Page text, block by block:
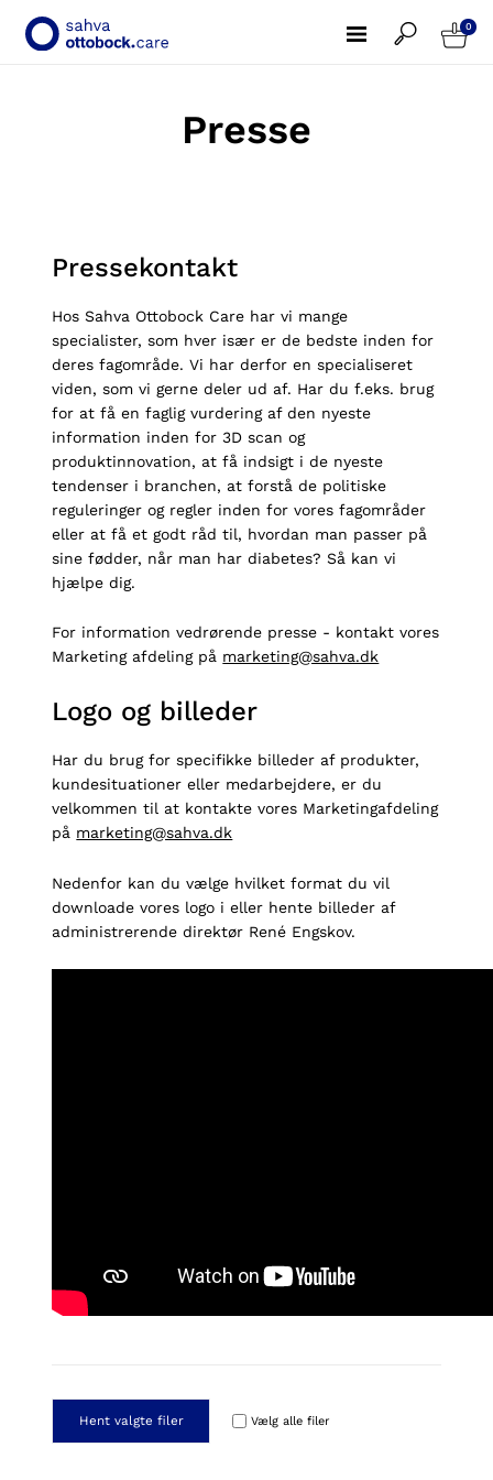
0
Presse
Pressekontakt
Hos Sahva Ottobock Care har vi mange
specialister, som hver især er de bedste inden for
deres fagområde. Vi har derfor en specialiseret
viden, som vi gerne deler ud af. Har du f.eks. brug
for at få en faglig vurdering af den nyeste
information inden for 3D scan og
produktinnovation, at få indsigt i de nyeste
tendenser i branchen, at forstå de politiske
reguleringer og regler inden for vores fagområder
eller at få et godt råd til, hvordan man passer på
sine fødder, når man har diabetes? Så kan vi
hjælpe dig.
For information vedrørende presse - kontakt vores
Marketing afdeling på marketing@sahva.dk
Logo og billeder
Har du brug for specifikke billeder af produkter,
kundesituationer eller medarbejdere, er du
velkommen til at kontakte vores Marketingafdeling
på marketing@sahva.dk
Nedenfor kan du vælge hvilket format du vil
downloade vores logo i eller hente billeder af
administrerende direktør René Engskov.
Hent valgte filer Vælg alle filer